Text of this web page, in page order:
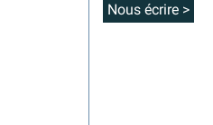
Nous écrire >